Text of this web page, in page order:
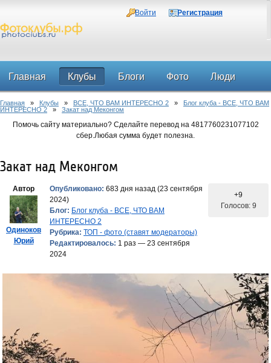
Войти Регистрация
Главная Клубы Блоги Фото Люди
Форум
Главная » Клубы » ВСЕ, ЧТО ВАМ ИНТЕРЕСНО 2 » Блог клуба - ВСЕ, ЧТО ВАМ
ИНТЕРЕСНО 2 » Закат над Меконгом
Помочь сайту материально? Сделайте перевод на 4817760231077102
сбер.Любая сумма будет полезна.
Закат над Меконгом
Автор
Одиноков
Юрий
Опубликовано: 683 дня назад (23 сентября
2024)
Блог: Блог клуба - ВСЕ, ЧТО ВАМ
ИНТЕРЕСНО 2
Рубрика: ТОП - фото (ставят модераторы)
Редактировалось: 1 раз — 23 сентября
2024
+9
Голосов: 9